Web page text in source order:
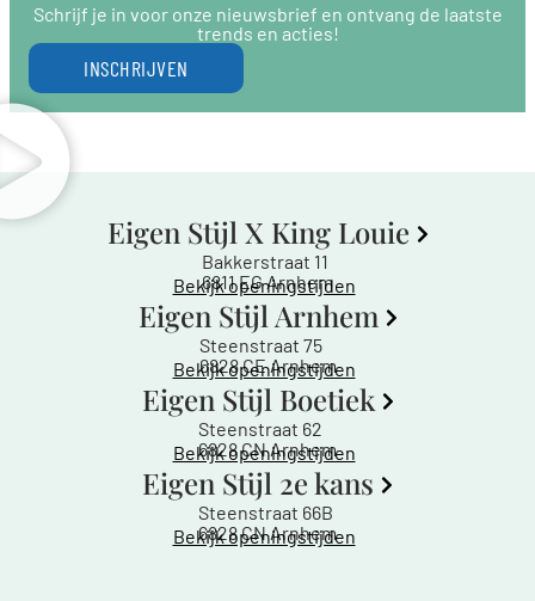
Schrijf je in voor onze nieuwsbrief en ontvang de laatste
trends en acties!
INSCHRIJVEN
Eigen Stijl X King Louie
Bakkerstraat 11
6811 EG Arnhem
Bekijk openingstijden
Eigen Stijl Arnhem
Steenstraat 75
6828 CE Arnhem
Bekijk openingstijden
Eigen Stijl Boetiek
Steenstraat 62
6828 CN Arnhem
Bekijk openingstijden
Eigen Stijl 2e kans
Steenstraat 66B
6828 CN Arnhem
Bekijk openingstijden